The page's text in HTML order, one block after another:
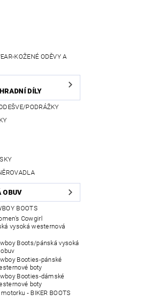
KOŽENÉ ODĚVY A
DÍLY
PODRÁŽKY
OBUV
BOOTS
Cowgirl
vysoká westernová
Boots/pánská vysoká
Booties-pánské
boty
Booties-dámské
boty
motorku - BIKER BOOTS